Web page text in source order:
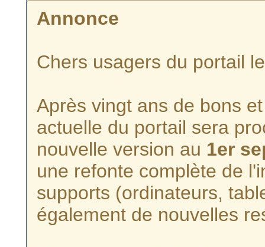
Annonce
Chers usagers du portail
Après vingt ans de bons
actuelle du portail sera
nouvelle version au 1er
une refonte complète de
supports (ordinateurs,
également de nouvelles